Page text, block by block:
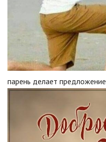
парень делает предложение